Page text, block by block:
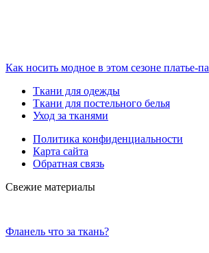
Как носить модное в этом сезоне платье-
Ткани для одежды
Ткани для постельного белья
Уход за тканями
Политика конфиденциальности
Карта сайта
Обратная связь
Свежие материалы
Фланель что за ткань?